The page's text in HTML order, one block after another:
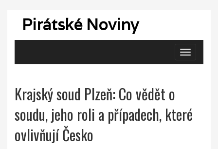
Pirátské Noviny
Zobrazit
navigaci
Krajský soud Plzeň: Co vědět o
soudu, jeho roli a případech, které
ovlivňují Česko